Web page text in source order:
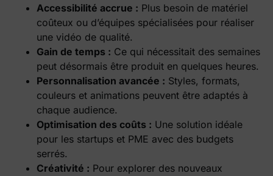
Accessibilité accrue : Plus besoin de matériel
coûteux ou d’équipes spécialisées pour réaliser
une vidéo de qualité.
Gain de temps : Ce qui nécessitait des semaines
peut désormais être produit en quelques heures.
Personnalisation avancée : Styles, formats,
couleurs et animations peuvent être adaptés à
chaque audience.
Optimisation des coûts : Une solution idéale
pour les startups et PME avec des budgets
serrés.
Créativité : Pour explorer des nouveaux